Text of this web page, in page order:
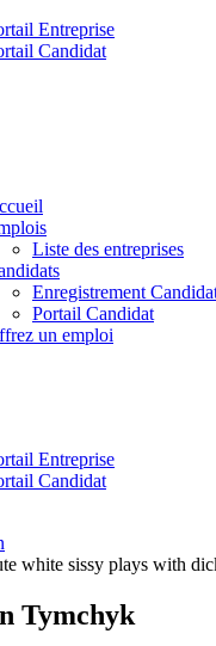
Entreprise
Candidat
Liste des entreprises
Enregistrement
Portail Candidat
un emploi
Entreprise
Candidat
white sissy plays with
Tymchyk